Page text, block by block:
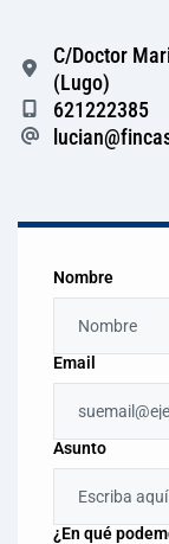
C/Doctor
(Lugo)
621222385
Nombre
Email
Asunto
¿En qué